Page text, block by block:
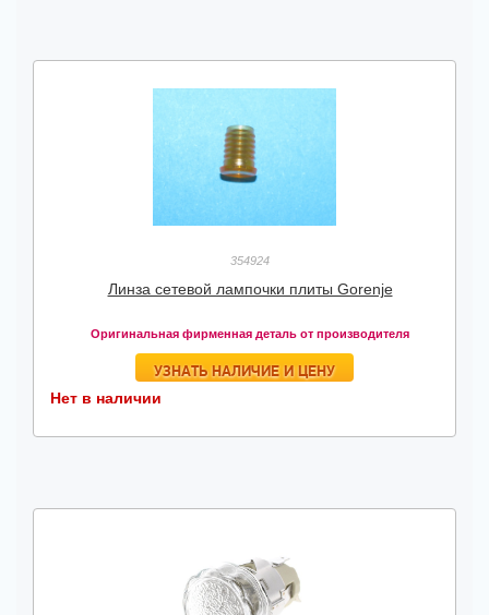
354924
Линза сетевой лампочки плиты Gorenje
Оригинальная фирменная деталь от производителя
УЗНАТЬ НАЛИЧИЕ И ЦЕНУ
Нет в наличии